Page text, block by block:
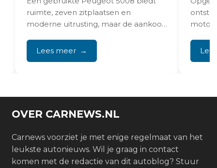
ruimte, zeven zitplaatsen en
moderne uitrusting, maar de aankoop
Lees meer
OVER CARNEWS.NL
Carnews voorziet je met enige regelmaat van het
leukste autonieuws. Wil je graag in contact
komen met de redactie van dit autoblog? Stuur